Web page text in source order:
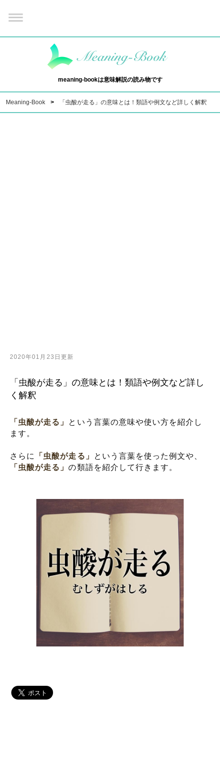
meaning-bookは意味解説の読み物です
Meaning-Book 「虫酸が走る」の意味とは！類語や例文など詳しく解釈
2020年01月23日更新
「虫酸が走る」の意味とは！類語や例文など詳し
く解釈
「虫酸が走る」 という言葉の意味や使い方を紹介し
ます。
さらに 「虫酸が走る」
という言葉を使った例文や、
「虫酸が走る」の類語を紹介して行きます。